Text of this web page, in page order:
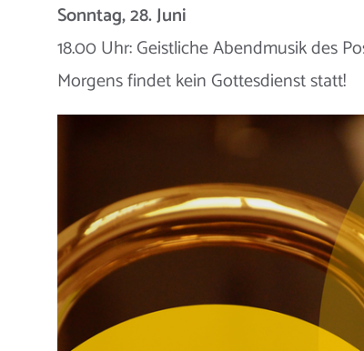
Sonntag, 28. Juni
18.00 Uhr: Geistliche Abendmusik des
Morgens findet kein Gottesdienst statt!